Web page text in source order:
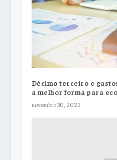
Décimo terceiro e
a melhor forma para
novembro 30, 2022